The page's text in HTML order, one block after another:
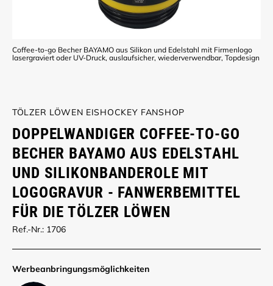
Coffee-to-go Becher BAYAMO aus Silikon und Edelstahl mit Firmenlogo
lasergraviert oder UV-Druck, auslaufsicher, wiederverwendbar, Topdesign
TÖLZER LÖWEN EISHOCKEY FANSHOP
DOPPELWANDIGER COFFEE-TO-GO
BECHER BAYAMO AUS EDELSTAHL
UND SILIKONBANDEROLE MIT
LOGOGRAVUR - FANWERBEMITTEL
FÜR DIE TÖLZER LÖWEN
Ref.-Nr.: 1706
Werbe­anbringungs­möglich­keiten